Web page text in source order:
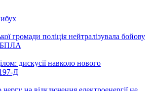
громади поліція нейтралізувала бойову
БПЛА
дискусії навколо нового
Д